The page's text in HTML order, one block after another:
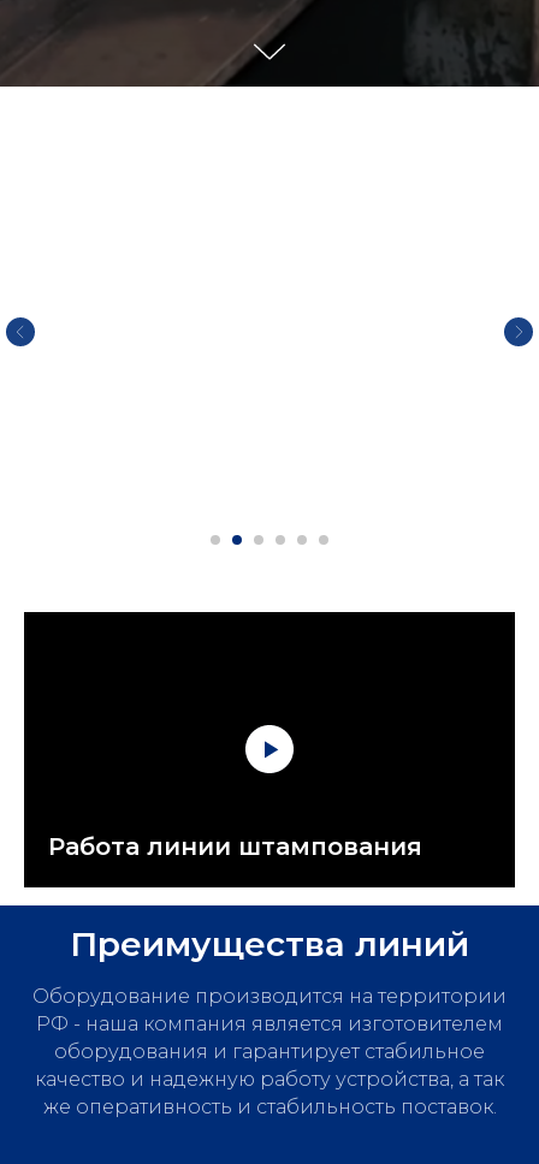
Работа линии штампования
Преимущества линий
Оборудование производится на территории
РФ - наша компания является изготовителем
оборудования и гарантирует стабильное
качество и надежную работу устройства, а так
же оперативность и стабильность поставок.